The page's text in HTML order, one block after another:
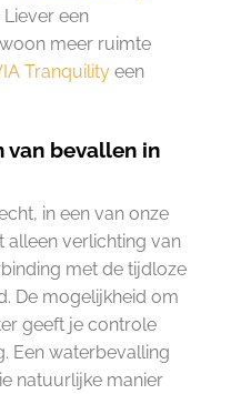
een
meer ruimte
Tranquility een
van bevallen in
in een van onze
alleen verlichting van
met de tijdloze
De mogelijkheid om
geeft je controle
Een waterbevalling
natuurlijke manier